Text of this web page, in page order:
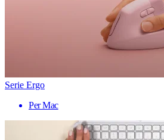
Serie Ergo
Per Mac